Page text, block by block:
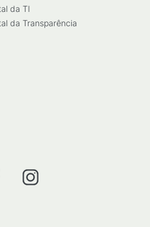
da TI
da Transparência